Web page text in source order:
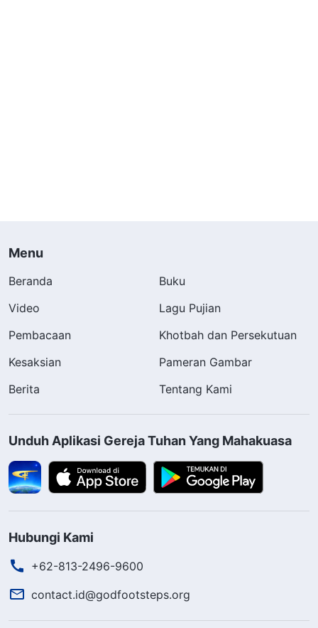
Menu
Beranda
Buku
Video
Lagu Pujian
Pembacaan
Khotbah dan Persekutuan
Kesaksian
Pameran Gambar
Berita
Tentang Kami
Unduh Aplikasi Gereja Tuhan Yang Mahakuasa
Hubungi Kami
+62-813-2496-9600
contact.id@godfootsteps.org